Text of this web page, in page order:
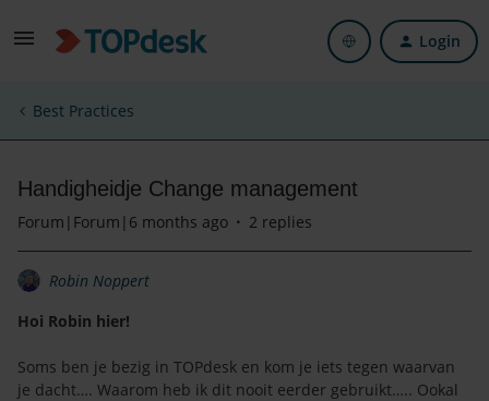
Login
Best Practices
Handigheidje Change management
Forum|Forum|6 months ago 2 replies
Robin Noppert
Hoi Robin hier!
Soms ben je bezig in TOPdesk en kom je iets tegen waarvan
je dacht…. Waarom heb ik dit nooit eerder gebruikt….. Ookal